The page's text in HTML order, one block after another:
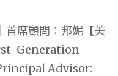
首席顧問：邦妮【美
Generation
Advisor: